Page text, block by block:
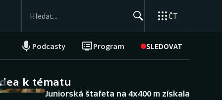
ČT
Podcasty Program SLEDOVAT
NEPŘEHLÉDNĚTE
Historické návraty
k tématu
Juniorská štafeta na 4x400 m získala